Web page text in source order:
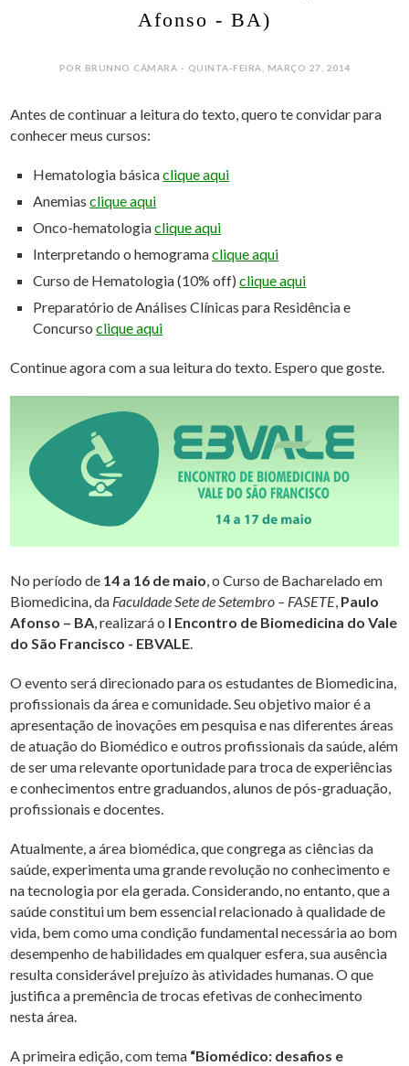
Afonso - BA)
POR BRUNNO CÂMARA - QUINTA-FEIRA, MARÇO 27, 2014
Antes de continuar a leitura do texto, quero te convidar para
conhecer meus cursos:
Hematologia básicaclique aqui
Anemiasclique aqui
Onco-hematologiaclique aqui
Interpretando o hemogramaclique aqui
Curso de Hematologia (10% off)clique aqui
Preparatório de Análises Clínicas para Residência e
Concursoclique aqui
Continue agora com a sua leitura do texto. Espero que goste.
No período de 14 a 16 de maio , o Curso de Bacharelado em
Biomedicina, da Faculdade Sete de Setembro – FASETE Paulo
Afonso – BA , realizará o I Encontro de Biomedicina do Vale
do São Francisco - EBVALE
O evento será direcionado para os estudantes de Biomedicina,
profissionais da área e comunidade. Seu objetivo maior é a
apresentação de inovações em pesquisa e nas diferentes áreas
de atuação do Biomédico e outros profissionais da saúde, além
de ser uma relevante oportunidade para troca de experiências
e conhecimentos entre graduandos, alunos de pós-graduação,
profissionais e docentes.
Atualmente, a área biomédica, que congrega as ciências da
saúde, experimenta uma grande revolução no conhecimento e
na tecnologia por ela gerada. Considerando, no entanto, que a
saúde constitui um bem essencial relacionado à qualidade de
vida, bem como uma condição fundamental necessária ao bom
desempenho de habilidades em qualquer esfera, sua ausência
resulta considerável prejuízo às atividades humanas. O que
justifica a premência de trocas efetivas de conhecimento
nesta área.
A primeira edição, com tema “Biomédico: desafios e